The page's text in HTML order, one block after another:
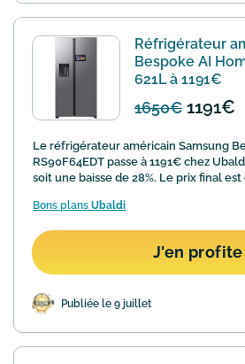
Réfrigérateur
Bespoke AI
621L à 1191€
1650€ 1191€
Le réfrigérateur américain Samsung
RS90F64EDT passe à 1191€ chez
soit une baisse de 28%. Le prix final est
Bons plans Ubaldi
J'en profite
Publiée le 9 juillet